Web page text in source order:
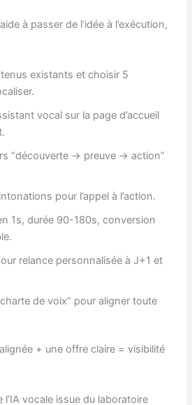
à passer de l’idée à l’exécution,
existants et choisir 5
vocal sur la page d’accueil
“découverte -> preuve -> action”
pour l’appel à l’action.
1s, durée 90-180s, conversion
relance personnalisée à J+1 et
de voix” pour aligner toute
+ une offre claire = visibilité
l’IA vocale issue du laboratoire